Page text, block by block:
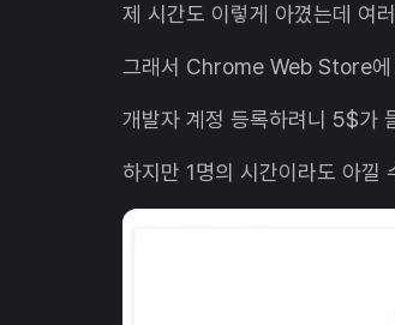
제 시간도 이렇게 아꼈는데 여
그래서 Chrome Web Store에
개발자 계정 등록하려니 5$가
하지만 1명의 시간이라도 아낄